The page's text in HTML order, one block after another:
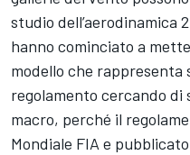
studio dell’aerodinamica
hanno cominciato a
modello che rappresenta
regolamento cercando di
macro, perché il
Mondiale FIA e